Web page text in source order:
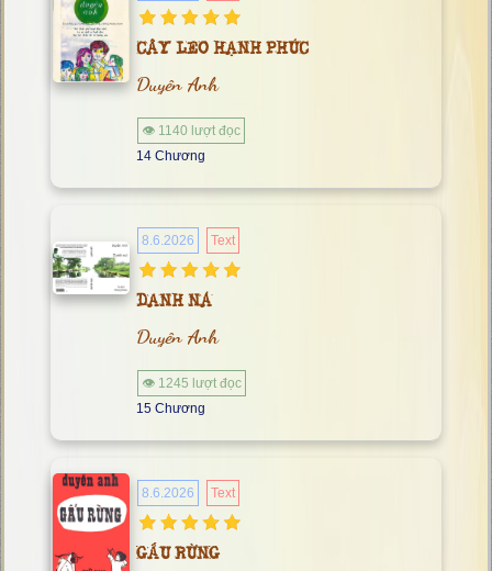
CÂY LEO HẠNH PHÚC
Duyên Anh
👁 1140 lượt đọc
14 Chương
8.6.2026 Text
DANH NÁ
Duyên Anh
👁 1245 lượt đọc
15 Chương
8.6.2026 Text
GẤU RỪNG